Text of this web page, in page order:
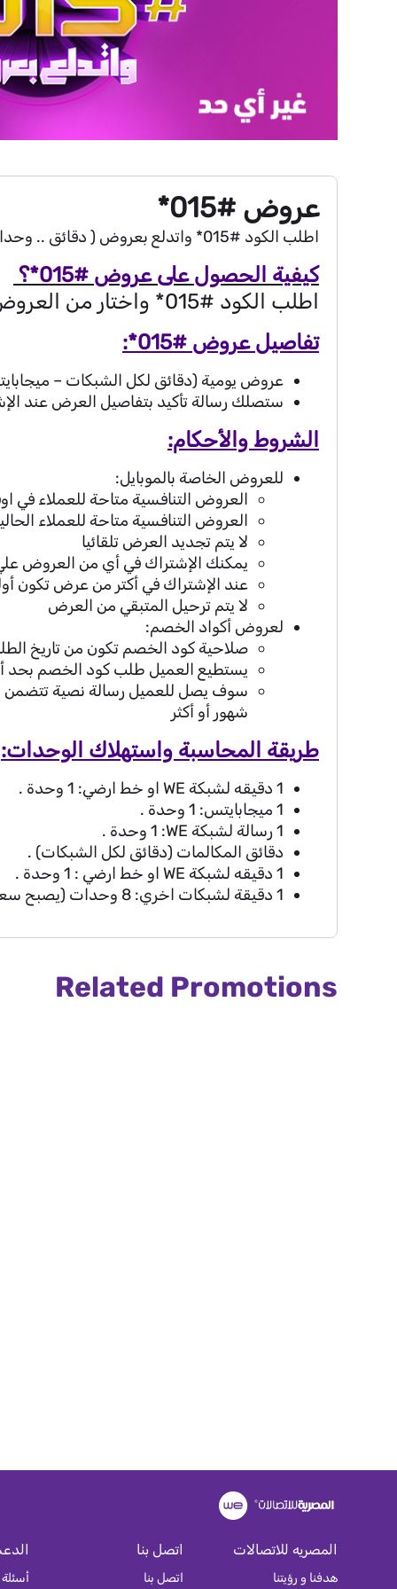
عروض #015*
اطلب الكود *015# واتدلع بعروض ( دقائق ..
كيفية الحصول على عروض *015#؟
اطلب الكود *015# واختار من
تفاصيل عروض *015#
:
عروض يومية (دقائق لكل الشبكات –
ستصلك رسالة تأكيد بتفاصيل العرض عند
الشروط والأحكام:
للعروض الخاصة بالموبايل:
العروض التنافسية متاحة للعملاء
العروض التنافسية متاحة للعملاء
لا يتم تجديد العرض تلقائيا
يمكنك الإشتراك في أي من العروض علي أي من باقات
عند الإشتراك في أكتر من عرض تكون
لا يتم ترحيل المتبقي من العرض
لعروض أكواد الخصم:
صلاحية كود الخصم تكون من تاريخ
يستطيع العميل طلب كود الخصم بحد
شهور أو أكثر
طريقة المحاسبة واستهلاك الوحدات:
1 دقيقه لشبكة WE او خط ارضي: 1 وحدة .
1 ميجابايتس: 1 وحدة .
1 رسالة لشبكة WE:
1 وحدة .
دقائق المكالمات (دقائق لكل الشبكات) .
1 دقيقه لشبكة WE او خط ارضي : 1 وحدة .
1 دقيقة لشبكات اخري: 8 وحدات (يصبح سعر ا
Related Promotions
المصريه للاتصالات
هدفنا و رؤيتنا
اتصل بنا
اتصل بنا